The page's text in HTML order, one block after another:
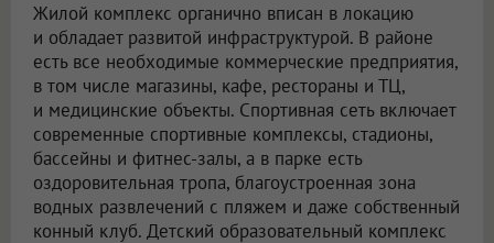
Жилой комплекс органично вписан в локацию
и обладает развитой инфраструктурой. В районе
есть все необходимые коммерческие предприятия,
в том числе магазины, кафе, рестораны и ТЦ,
и медицинские объекты. Спортивная сеть включает
современные спортивные комплексы, стадионы,
бассейны и фитнес-залы, а в парке есть
оздоровительная тропа, благоустроенная зона
водных развлечений с пляжем и даже собственный
конный клуб. Детский образовательный комплекс